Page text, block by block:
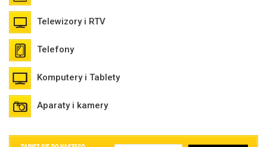
Telewizory i RTV
Telefony
Komputery i Tablety
Aparaty i kamery